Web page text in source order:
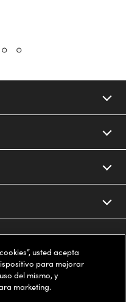
usted acepta
para mejorar
del mismo, y
marketing.